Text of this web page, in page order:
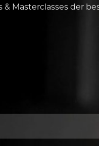
& Masterclasses der